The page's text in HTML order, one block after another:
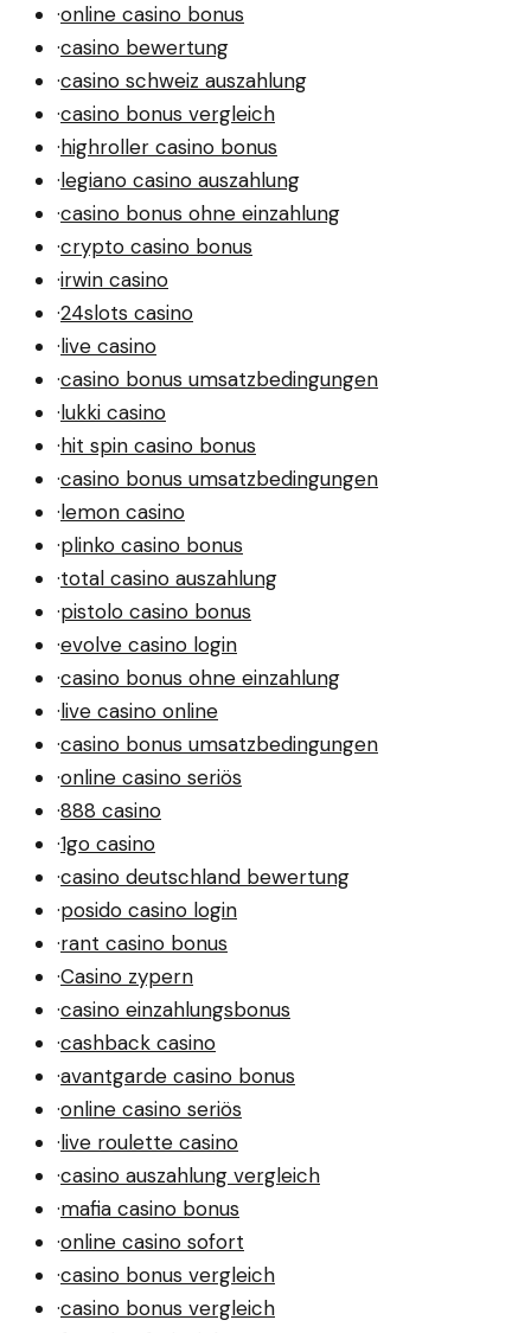
·online casino bonus
·casino bewertung
·casino schweiz auszahlung
·casino bonus vergleich
·highroller casino bonus
·legiano casino auszahlung
·casino bonus ohne einzahlung
·crypto casino bonus
·irwin casino
·24slots casino
·live casino
·casino bonus umsatzbedingungen
·lukki casino
·hit spin casino bonus
·casino bonus umsatzbedingungen
·lemon casino
·plinko casino bonus
·total casino auszahlung
·pistolo casino bonus
·evolve casino login
·casino bonus ohne einzahlung
·live casino online
·casino bonus umsatzbedingungen
·online casino seriös
·888 casino
·1go casino
·casino deutschland bewertung
·posido casino login
·rant casino bonus
·Casino zypern
·casino einzahlungsbonus
·cashback casino
·avantgarde casino bonus
·online casino seriös
·live roulette casino
·casino auszahlung vergleich
·mafia casino bonus
·online casino sofort
·casino bonus vergleich
·casino bonus vergleich